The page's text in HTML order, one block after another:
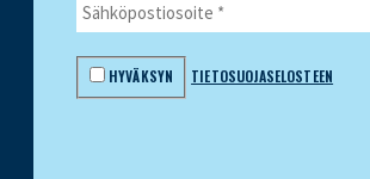
HYVÄKSYN TIETOSUOJASELOSTEEN